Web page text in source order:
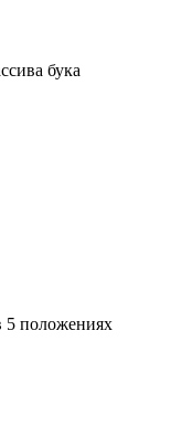
бука
5 положениях